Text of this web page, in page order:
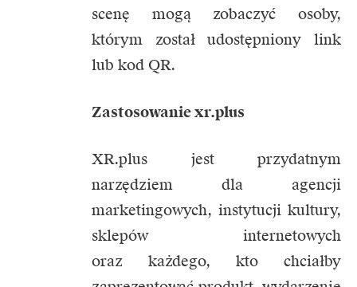
scenę mogą zobaczyć osoby,
którym został udostępniony link
lub kod QR.
Zastosowaniexr.plus
XR.plus jest przydatnym
narzędziem dla agencji
marketingowych, instytucji kultury,
sklepów internetowych
oraz każdego, kto chciałby